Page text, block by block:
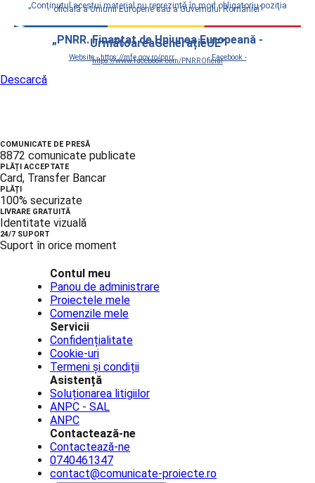
„Conţinutul acestui material nu reprezintă în mod obligatoriu poziţia
oficială a Uniunii Europene sau a Guvernului României”
„PNRR. Finanțat de Uniunea Europeană -
UrmătoareaGenerațieUE”
Website - https://mfe.gov.ro/pnrr Facebook -
https://www.facebook.com/PNRROficial
Descarcă
COMUNICATE DE PRESĂ
8872 comunicate publicate
PLĂȚI ACCEPTATE
Card, Transfer Bancar
PLĂȚI
100% securizate
LIVRARE GRATUITĂ
Identitate vizuală
24/7 SUPORT
Suport în orice moment
Contul meu
Panou de administrare
Proiectele mele
Comenzile mele
Servicii
Confidențialitate
Cookie-uri
Termeni și condiții
Asistență
Soluționarea litigiilor
ANPC - SAL
ANPC
Contactează-ne
Contactează-ne
0740461347
contact@comunicate-proiecte.ro